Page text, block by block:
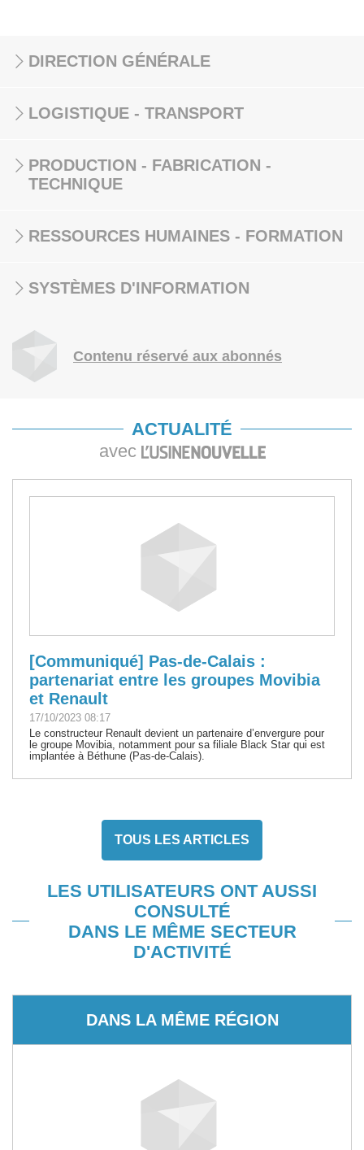
DIRECTION GÉNÉRALE
LOGISTIQUE - TRANSPORT
PRODUCTION - FABRICATION -
TECHNIQUE
RESSOURCES HUMAINES - FORMATION
SYSTÈMES D'INFORMATION
Contenu réservé aux abonnés
ACTUALITÉ
avec
[Communiqué] Pas-de-Calais :
partenariat entre les groupes Movibia
et Renault
17/10/2023 08:17
Le constructeur Renault devient un partenaire d’envergure pour
le groupe Movibia, notamment pour sa filiale Black Star qui est
implantée à Béthune (Pas-de-Calais).
TOUS LES ARTICLES
LES UTILISATEURS ONT AUSSI
CONSULTÉ
DANS LE MÊME SECTEUR
D'ACTIVITÉ
DANS LA MÊME RÉGION